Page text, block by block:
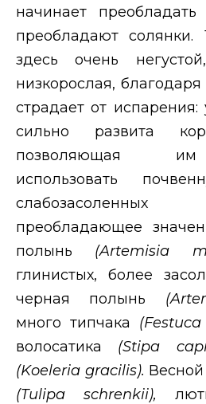
начинает
преобладают солянки.
здесь очень
низкорослая,
страдает от
сильно развита
позволяющая им
использовать
преобладающее
полынь (Artemisia
глинистых, более
черная полынь (
много типчака (Festuca
волосатика (Stipa
(Koeleria gracilis).
(Tulipa schrenkii),